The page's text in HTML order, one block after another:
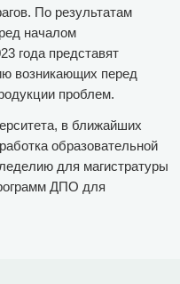
По результатам
началом
года представят
возникающих перед
проблем.
в ближайших
образовательной
для магистратуры
ДПО для